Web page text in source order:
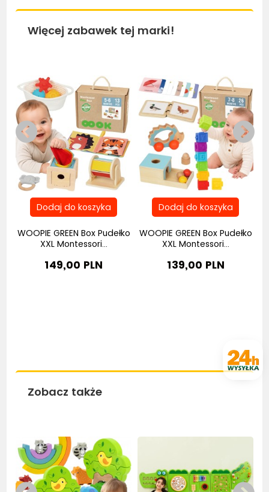
Więcej zabawek tej marki!
WOOPIE GREEN Box Pudełko
XXL Montessori...
149,00 PLN
WOOPIE GREEN Box Pudełko
XXL Montessori...
139,00 PLN
Zobacz także